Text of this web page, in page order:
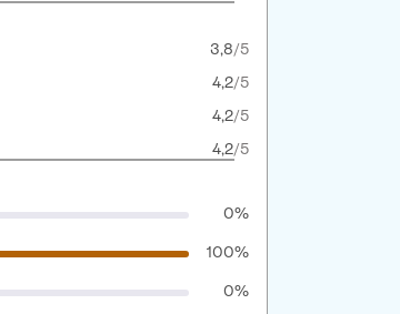
3,8/5
4,2/5
4,2/5
4,2/5
0%
100%
0%